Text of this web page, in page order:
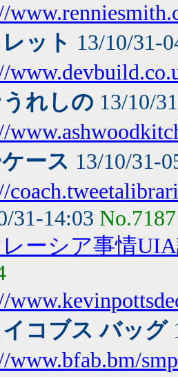
ット 13/10/31-
うれしの 13/10/
ース 13/10/31-
31-14:03 No.7187
ーシア事情
コブス バッグ
www.bfab.bm/